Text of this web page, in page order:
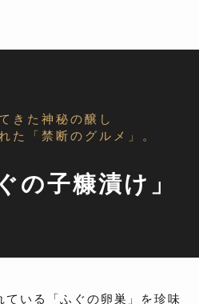
きた神秘の醸し
た「禁断のグルメ」。
の子糠漬け」
ている「ふぐの卵巣」を珍味